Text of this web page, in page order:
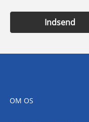
Indsend
OM OS